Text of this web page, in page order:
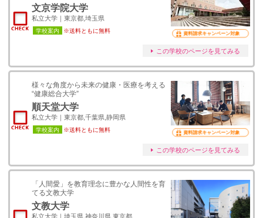
文京学院大学
私立大学｜東京都,埼玉県
学校案内 ※送料ともに無料 資料請求キャンペーン対象
この学校のページを見てみる
様々な角度から未来の健康・医療を考える
“健康総合大学”
順天堂大学
私立大学｜東京都,千葉県,静岡県
学校案内 ※送料ともに無料 資料請求キャンペーン対象
この学校のページを見てみる
「人間愛」を教育理念に豊かな人間性を育
てる文教大学
文教大学
私立大学｜埼玉県,神奈川県,東京都